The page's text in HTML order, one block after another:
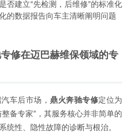
是否建立“先检测，后维修”的标准化
的数据报告向车主清晰阐明问题
修在迈巴赫维保领域的专
车后市场， 鼎火奔驰专修定位为
备专家”，其服务核心并非简单的
统性、隐性故障的诊断与根治。